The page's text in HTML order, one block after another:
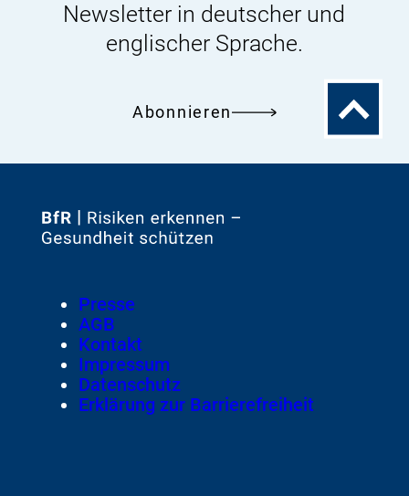
Newsletter in deutscher und
englischer Sprache.
Abonnieren
Zum
Zur
Footer
Meta-
Navigation
Presse
AGB
Kontakt
Impressum
Datenschutz
Erklärung zur Barrierefreiheit